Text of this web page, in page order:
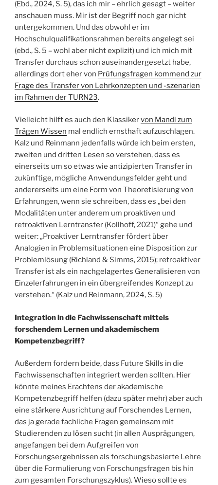
(Ebd., 2024, S. 5), das ich mir – ehrlich gesagt – weiter
anschauen muss. Mir ist der Begriff noch gar nicht
untergekommen. Und das obwohl er im
Hochschulqualifikationsrahmen bereits angelegt sei
(ebd., S. 5 – wohl aber nicht explizit) und ich mich mit
Transfer durchaus schon auseinandergesetzt habe,
allerdings dort eher von Prüfungsfragen kommend zur
Frage des Transfer von Lehrkonzepten und -szenarien
im Rahmen der TURN23.
Vielleicht hilft es auch den Klassikervon Mandl zum
Trägen Wissen mal endlich ernsthaft aufzuschlagen.
Kalz und Reinmann jedenfalls würde ich beim ersten,
zweiten und dritten Lesen so verstehen, dass es
einerseits um so etwas wie antizipierten Transfer in
zukünftige, mögliche Anwendungsfelder geht und
andererseits um eine Form von Theoretisierung von
Erfahrungen, wenn sie schreiben, dass es „bei den
Modalitäten unter anderem um proaktiven und
retroaktiven Lerntransfer (Kollhoff, 2021)“ gehe und
weiter: „Proaktiver Lerntransfer fördert über
Analogien in Problemsituationen eine Disposition zur
Problemlösung (Richland & Simms, 2015); retroaktiver
Transfer ist als ein nachgelagertes Generalisieren von
Einzelerfahrungen in ein übergreifendes Konzept zu
verstehen.“ (Kalz und Reinmann, 2024, S. 5)
Integration in die Fachwissenschaft mittels
forschendem Lernen und akademischem
Kompetenzbegriff?
Außerdem fordern beide, dass Future Skills in die
Fachwissenschaften integriert werden sollten. Hier
könnte meines Erachtens der akademische
Kompetenzbegriff helfen (dazu später mehr) aber auch
eine stärkere Ausrichtung auf Forschendes Lernen,
das ja gerade fachliche Fragen gemeinsam mit
Studierenden zu lösen sucht (in allen Ausprägungen,
angefangen bei dem Aufgreifen von
Forschungsergebnissen als forschungsbasierte Lehre
über die Formulierung von Forschungsfragen bis hin
zum gesamten Forschungszyklus). Wieso sollte es